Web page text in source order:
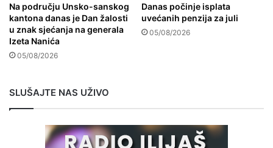
Na području Unsko-sanskog
kantona danas je Dan žalosti
u znak sjećanja na generala
Izeta Nanića
05/08/2026
Danas počinje isplata
uvećanih penzija za juli
05/08/2026
SLUŠAJTE NAS UŽIVO